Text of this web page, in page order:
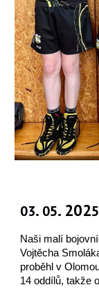
03. 05. 2025
Naši malí
Vojtěcha
proběhl v
14 oddílů, takže